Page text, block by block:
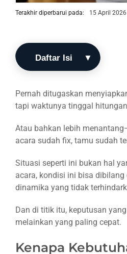
Terakhir diperbarui pada: 15 April 2026
Daftar Isi
Kenapa
Kebutuhan
Plakat
Mendadak
Terjadi?
Masalah
yang
Hampir
Terjadi
Saat
Cepat
Pernah ditugaskan
tapi waktunya tinggal
Atau bahkan lebih
acara sudah fix, tamu sudah
Situasi seperti ini bukan hal
acara, kondisi ini bisa
dinamika yang tidak
Dan di titik itu, keputusan
melainkan yang paling cepat.
Kenapa